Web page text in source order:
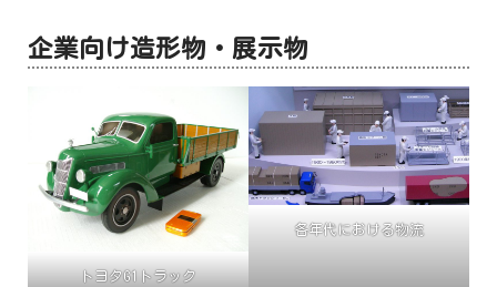
企業向け造形物・展示物
トヨタG1トラック
各年代における物流